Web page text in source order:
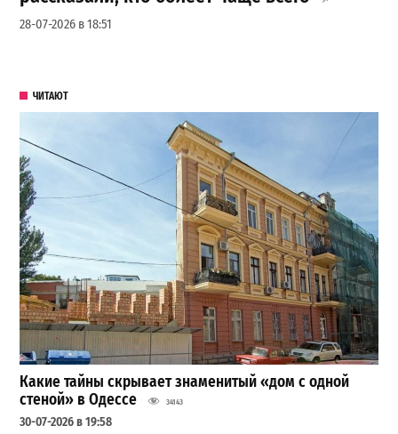
28-07-2026 в 18:51
ЧИТАЮТ
Какие тайны скрывает знаменитый «дом с одной
стеной» в Одессе
34143
30-07-2026 в 19:58